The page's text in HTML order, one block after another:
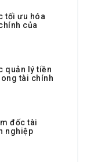
tối ưu hóa
của
quản lý tiền
tài chính
đốc tài
nghiệp